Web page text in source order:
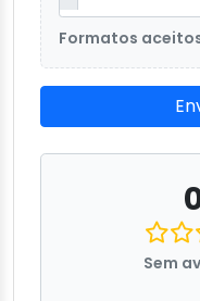
Formatos aceitos:
Sem